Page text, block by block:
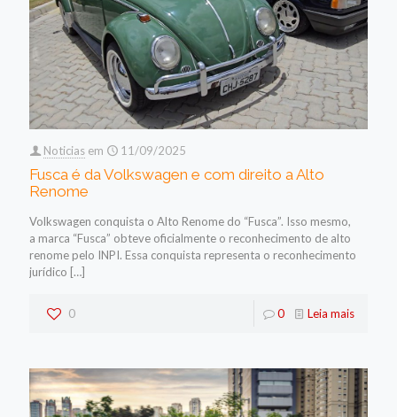
Noticias em 11/09/2025
Fusca é da Volkswagen e com direito a Alto
Renome
Volkswagen conquista o Alto Renome do “Fusca”. Isso mesmo,
a marca “Fusca” obteve oficialmente o reconhecimento de alto
renome pelo INPI. Essa conquista representa o reconhecimento
jurídico […]
0 0 Leia mais